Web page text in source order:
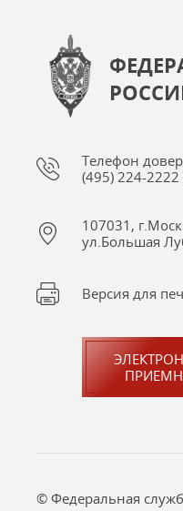
Телефон
(495) 224-2222
107031,
ул.Большая
Версия для
© Федеральная